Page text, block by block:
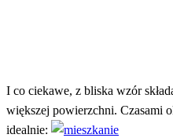
I co ciekawe, z bliska wzór
większej powierzchni. Czasami
idealnie: